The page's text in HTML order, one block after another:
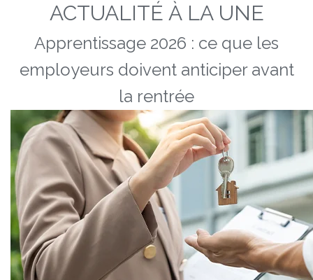
ACTUALITÉ À LA UNE
Apprentissage 2026 : ce que les
employeurs doivent anticiper avant
la rentrée